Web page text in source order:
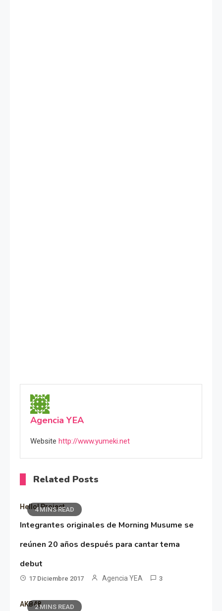
Agencia YEA
Website http://www.yumeki.net
Related Posts
4 MINS READ
Hello! Project
Integrantes originales de Morning Musume se
reúnen 20 años después para cantar tema
debut
17 Diciembre 2017 Agencia YEA 3
2 MINS READ
AKB48